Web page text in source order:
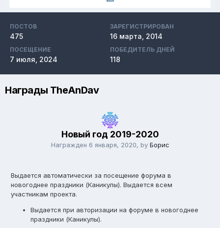
ПОСТОВ
475
ЗАРЕГИСТРИРОВАН
16 марта, 2014
ПОСЕЩЕНИЕ
7 июля, 2024
ПОБЕДИТЕЛЬ ДНЕЙ
118
Награды TheAnDav
Новый год 2019-2020
Награжден 6 января, 2020, by Борис
Выдается автоматически за посещение форума в
новогоднее праздники (Каникулы). Выдается всем
участникам проекта.
Выдается при авторизации на форуме в новогоднее
праздники (Каникулы).